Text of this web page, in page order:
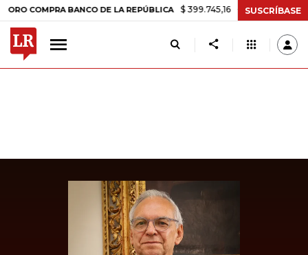
BANCO DE LA REPÚBLICA $ 399.745,16 +$ 2.295,71 +0,58%
SUSCRÍBASE